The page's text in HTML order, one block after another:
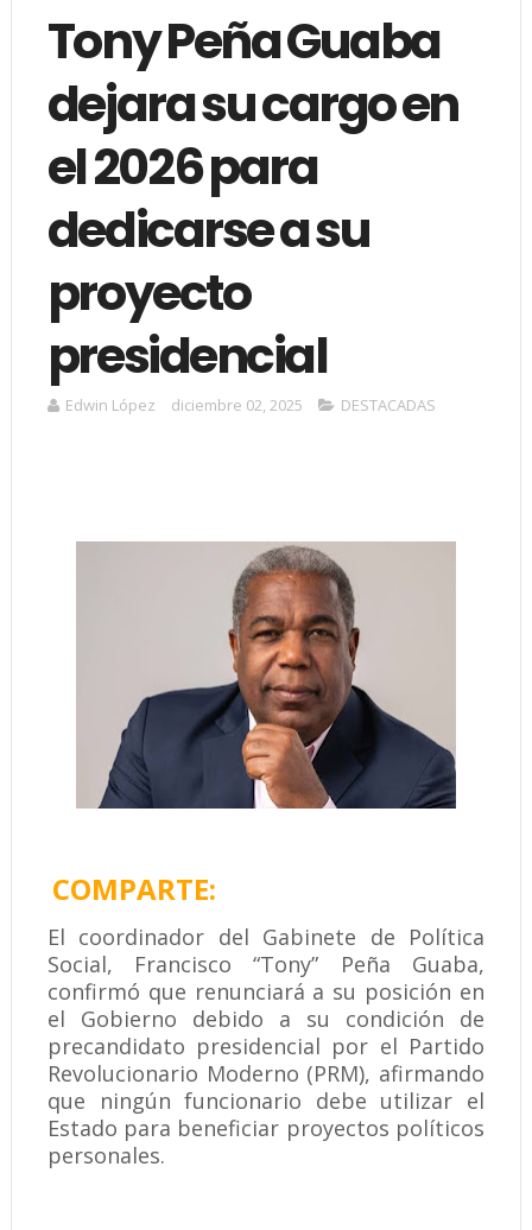
Tony Peña Guaba
dejara su cargo en
el 2026 para
dedicarse a su
proyecto
presidencial
Edwin López diciembre 02, 2025 DESTACADAS
COMPARTE:
El coordinador del Gabinete de Política
Social, Francisco “Tony” Peña Guaba,
confirmó que renunciará a su posición en
el Gobierno debido a su condición de
precandidato presidencial por el Partido
Revolucionario Moderno (PRM), afirmando
que ningún funcionario debe utilizar el
Estado para beneficiar proyectos políticos
personales.